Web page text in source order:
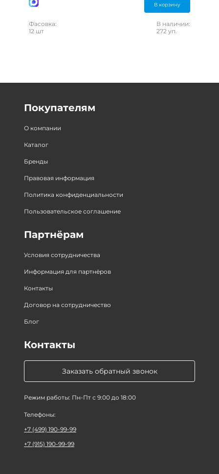
В корзину
Фасовка:
12 шт
В наличии:
272 уп.
Покупателям
О компании
Каталог
Бренды
Правовая информация
Политика конфиденциальности
Пользовательское соглашение
Партнёрам
Условия сотрудничества
Информация для партнёров
Контакты
Договор на сотрудничество
Блог
Заказать обратный звонок
Режим работы: Пн-Пт с 9:00 до 18:00
Контакты
Телефоны:
+7 (499) 190-99-99
+7 (915) 190-99-99